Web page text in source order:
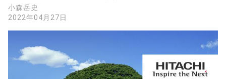
小森岳史
2022年04月27日